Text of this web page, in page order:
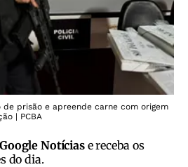
de prisão e apreende carne com origem
| PCBA
Google Notíciase receba os
do dia.